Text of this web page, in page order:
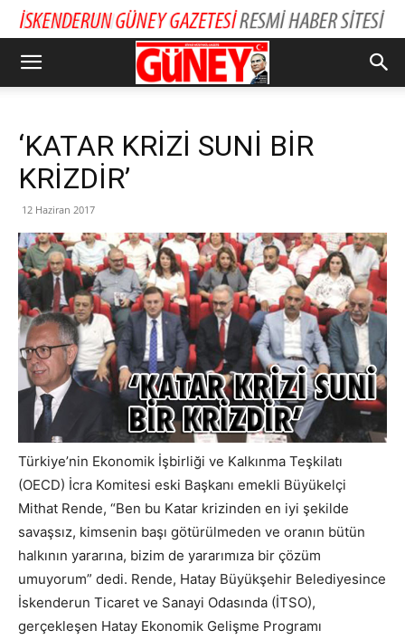
‘KATAR KRİZİ SUNİ BİR
KRİZDİR’
12 Haziran 2017
Türkiye’nin Ekonomik İşbirliği ve Kalkınma Teşkilatı
(OECD) İcra Komitesi eski Başkanı emekli Büyükelçi
Mithat Rende, “Ben bu Katar krizinden en iyi şekilde
savaşsız, kimsenin başı götürülmeden ve oranın bütün
halkının yararına, bizim de yararımıza bir çözüm
umuyorum” dedi. Rende, Hatay Büyükşehir Belediyesince
İskenderun Ticaret ve Sanayi Odasında (İTSO),
gerçekleşen Hatay Ekonomik Gelişme Programı